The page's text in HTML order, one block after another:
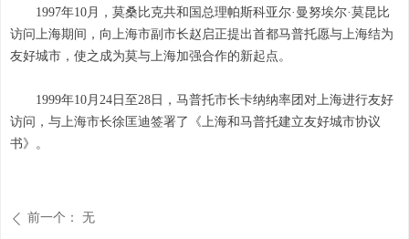
1997年10月，莫桑比克共和国总理帕斯科亚尔·曼努埃尔·莫昆比
访问上海期间，向上海市副市长赵启正提出首都马普托愿与上海结为
友好城市，使之成为莫与上海加强合作的新起点。
1999年10月24日至28日，马普托市长卡纳纳率团对上海进行友好
访问，与上海市长徐匡迪签署了《上海和马普托建立友好城市协议
书》。
ꄴ 前一个： 无